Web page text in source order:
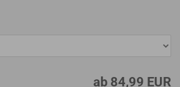
ab 84,99 EUR